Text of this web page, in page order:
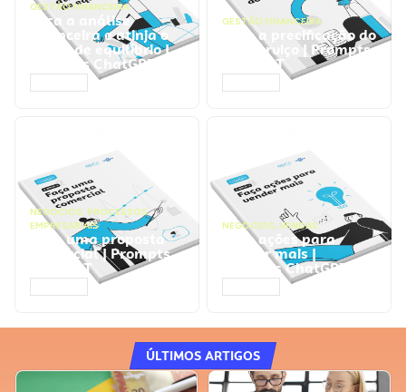
GESTÃO FINANCEIRA
Faça a análise
financeira e atinja o
ponto de equilíbrio |
Prompts ChatGPT
GESTÃO FINANCEIRA
Faça a precificação do
seu serviço | Prompts
ChatGPT
NEGÓCIOS, PROCESSOS
EMPRESARIAIS
Faça uma proposta
comercial | Prompts
ChatGPT
NEGÓCIOS, VENDAS
Faça ações para
vender mais |
Prompts ChatGPT
ÚLTIMOS ARTIGOS